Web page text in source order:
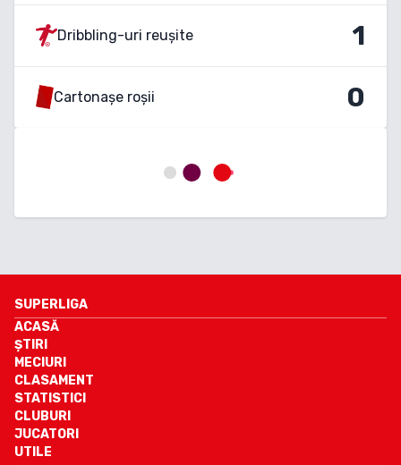
Dribbling-uri reușite 1
Cartonașe roșii 0
SUPERLIGA
ACASĂ
ȘTIRI
MECIURI
CLASAMENT
STATISTICI
CLUBURI
JUCATORI
UTILE